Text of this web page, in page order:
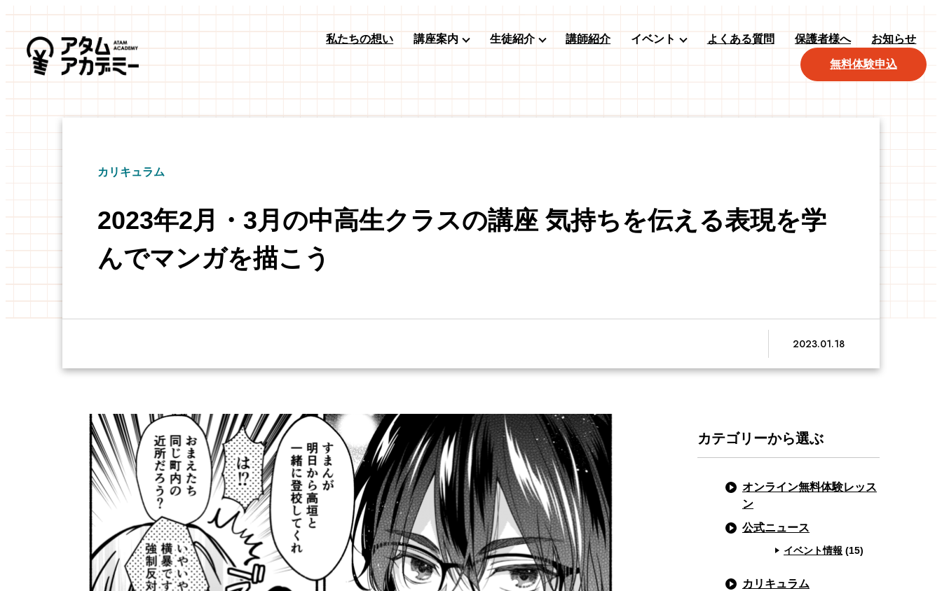
私たちの想い 講座案内 生徒紹介 講師紹介 イベント よくある質問 保護者様へ お知らせ
無料体験申込
カリキュラム
2023年2月・3月の中高生クラスの講座 気持ちを伝える表現を学
んでマンガを描こう
2023.01.18
カテゴリーから選ぶ
オンライン無料体験レッス
ン
公式ニュース
イベント情報 (15)
カリキュラム